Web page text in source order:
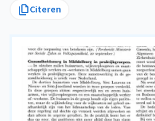
Citeren